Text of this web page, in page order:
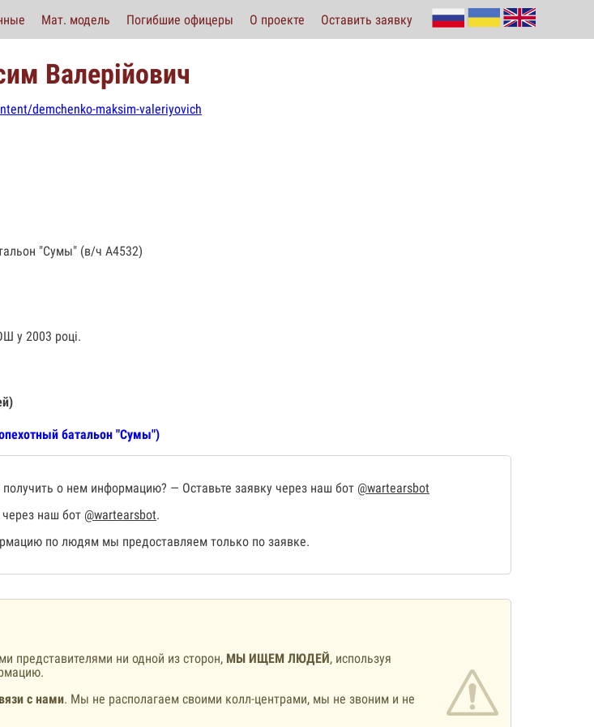
Мат. модель Погибшие офицеры О проекте Оставить заявку
Валерійович
demchenko-maksim-valeriyovich
"Сумы" (в/ч А4532)
у 2003 році.
батальон "Сумы")
о нем информацию? — Оставьте заявку через наш бот @wartearsbot
наш бот @wartearsbot.
по людям мы предоставляем только по заявке.
представителями ни одной из сторон, МЫ ИЩЕМ ЛЮДЕЙ, используя
с нами. Мы не располагаем своими колл-центрами, мы не звоним и не